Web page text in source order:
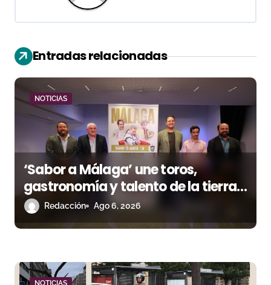
c
i
ó
n
d
e
e
n
t
a
Entradas relacionadas
NOTICIAS
‘Sabor a Málaga’ une toros,
gastronomía y talento de la tierra
en La Malagueta
Redacción Ago 6, 2026
NOTICIAS